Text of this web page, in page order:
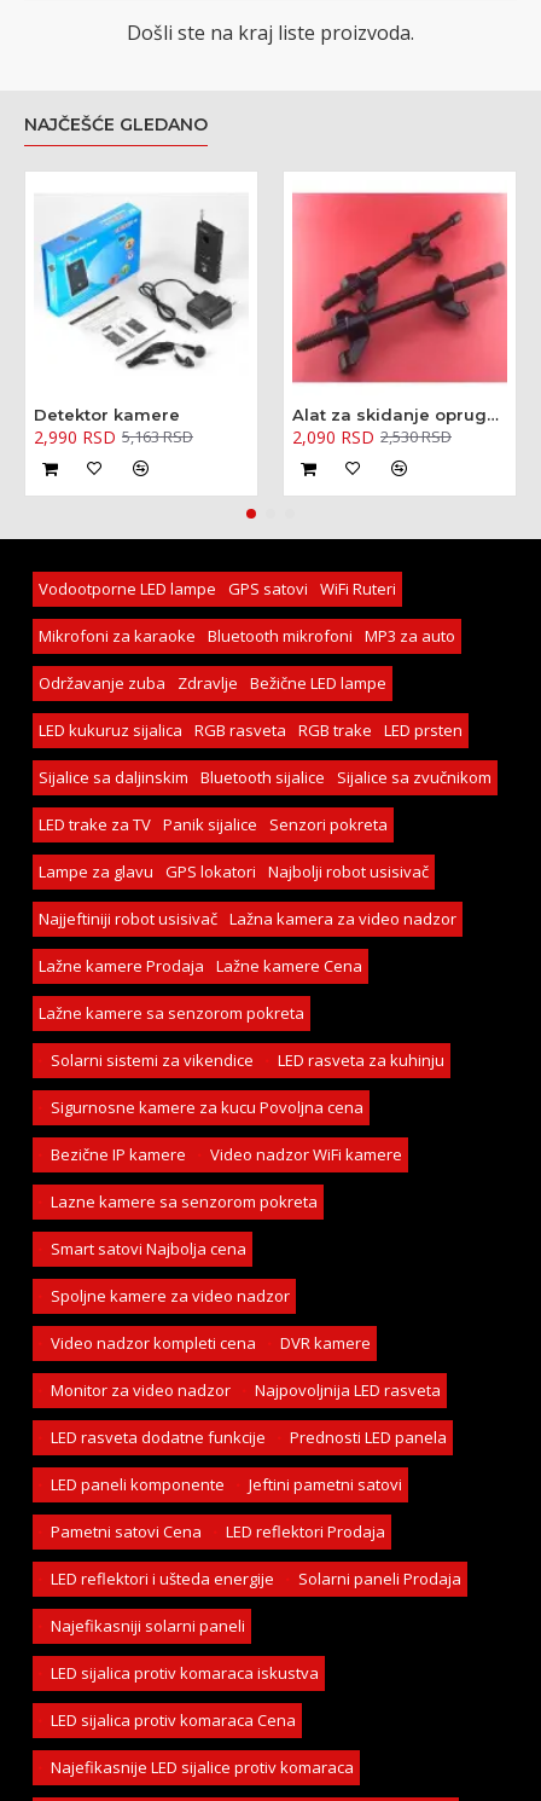
Došli ste na kraj liste proizvoda.
NAJČEŠĆE GLEDANO
Detektor kamere
2,990 RSD 5,163 RSD
Alat za skidanje opruga amortizera - kovani 370mm
2,090 RSD 2,530 RSD
Vodootporne LED lampe GPS satovi WiFi Ruteri
Mikrofoni za karaoke Bluetooth mikrofoni MP3 za auto
Održavanje zuba Zdravlje Bežične LED lampe
LED kukuruz sijalica RGB rasveta RGB trake LED prsten
Sijalice sa daljinskim Bluetooth sijalice Sijalice sa zvučnikom
LED trake za TV Panik sijalice Senzori pokreta
Lampe za glavu GPS lokatori Najbolji robot usisivač
Najjeftiniji robot usisivač Lažna kamera za video nadzor
Lažne kamere Prodaja Lažne kamere Cena
Lažne kamere sa senzorom pokreta
Solarni sistemi za vikendice LED rasveta za kuhinju
Sigurnosne kamere za kucu Povoljna cena
Bezične IP kamere Video nadzor WiFi kamere
Lazne kamere sa senzorom pokreta
Smart satovi Najbolja cena
Spoljne kamere za video nadzor
Video nadzor kompleti cena DVR kamere
Monitor za video nadzor Najpovoljnija LED rasveta
LED rasveta dodatne funkcije Prednosti LED panela
LED paneli komponente Jeftini pametni satovi
Pametni satovi Cena LED reflektori Prodaja
LED reflektori i ušteda energije Solarni paneli Prodaja
Najefikasniji solarni paneli
LED sijalica protiv komaraca iskustva
LED sijalica protiv komaraca Cena
Najefikasnije LED sijalice protiv komaraca